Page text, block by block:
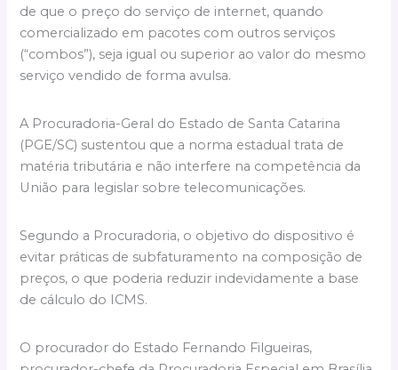
de que o preço do serviço de internet, quando
comercializado em pacotes com outros serviços
(“combos”), seja igual ou superior ao valor do mesmo
serviço vendido de forma avulsa.
A Procuradoria-Geral do Estado de Santa Catarina
(PGE/SC) sustentou que a norma estadual trata de
matéria tributária e não interfere na competência da
União para legislar sobre telecomunicações.
Segundo a Procuradoria, o objetivo do dispositivo é
evitar práticas de subfaturamento na composição de
preços, o que poderia reduzir indevidamente a base
de cálculo do ICMS.
O procurador do Estado Fernando Filgueiras,